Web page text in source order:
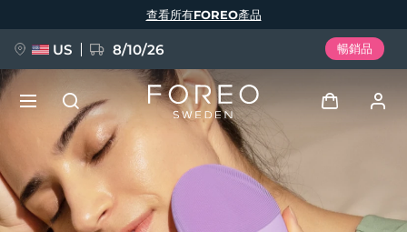
查看所有FOREO產品
US 8/10/26 暢銷品
用戶信息
新品
BREAKING NEWS
語言